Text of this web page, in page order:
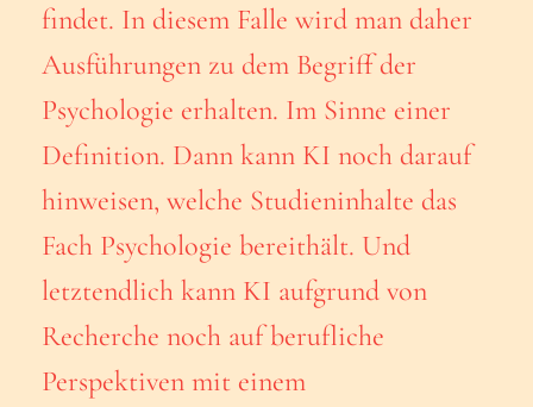
findet. In diesem Falle wird man daher
Ausführungen zu dem Begriff der
Psychologie erhalten. Im Sinne einer
Definition. Dann kann KI noch darauf
hinweisen, welche Studieninhalte das
Fach Psychologie bereithält. Und
letztendlich kann KI aufgrund von
Recherche noch auf berufliche
Perspektiven mit einem